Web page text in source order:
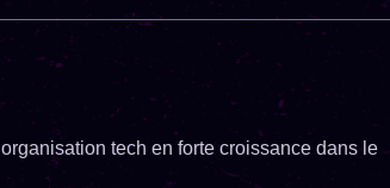
tech en forte croissance dans le